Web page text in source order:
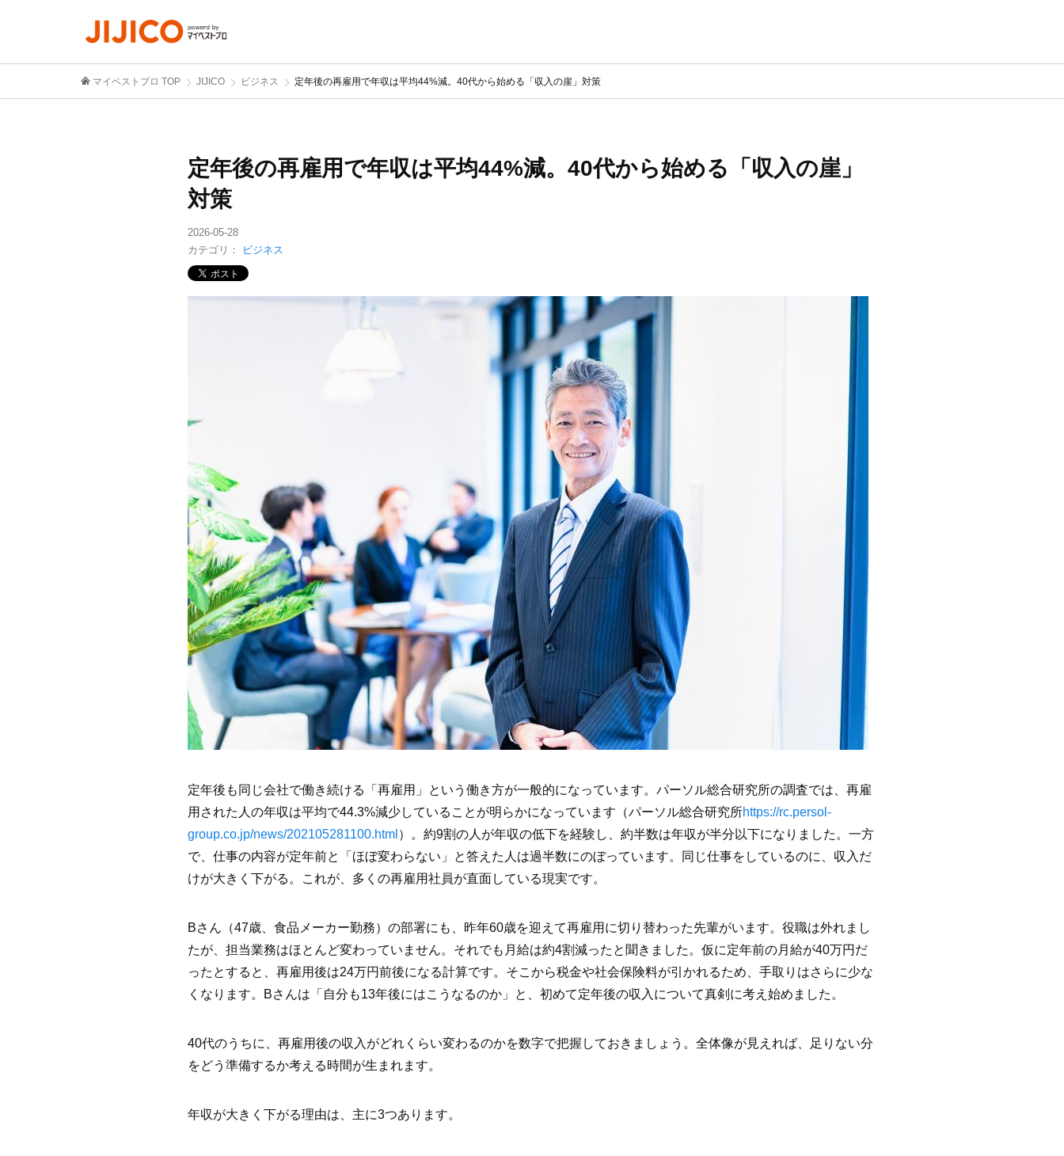
マイベストプロ TOP JIJICO ビジネス 定年後の再雇用で年収は平均44%減。40代から始める「収入の崖」対策
定年後の再雇用で年収は平均44%減。40代から始める「収入の崖」
対策
2026-05-28
カテゴリ：
ビジネス
定年後も同じ会社で働き続ける「再雇用」という働き方が一般的になっています。パーソル総合研究所の調査では、再雇
用された人の年収は平均で44.3%減少していることが明らかになっています（パーソル総合研究所https://rc.persol-
group.co.jp/news/202105281100.html ）。約9割の人が年収の低下を経験し、約半数は年収が半分以下になりました。一方
で、仕事の内容が定年前と「ほぼ変わらない」と答えた人は過半数にのぼっています。同じ仕事をしているのに、収入だ
けが大きく下がる。これが、多くの再雇用社員が直面している現実です。
Bさん（47歳、食品メーカー勤務）の部署にも、昨年60歳を迎えて再雇用に切り替わった先輩がいます。役職は外れまし
たが、担当業務はほとんど変わっていません。それでも月給は約4割減ったと聞きました。仮に定年前の月給が40万円だ
ったとすると、再雇用後は24万円前後になる計算です。そこから税金や社会保険料が引かれるため、手取りはさらに少な
くなります。Bさんは「自分も13年後にはこうなるのか」と、初めて定年後の収入について真剣に考え始めました。
40代のうちに、再雇用後の収入がどれくらい変わるのかを数字で把握しておきましょう。全体像が見えれば、足りない分
をどう準備するか考える時間が生まれます。
年収が大きく下がる理由は、主に3つあります。